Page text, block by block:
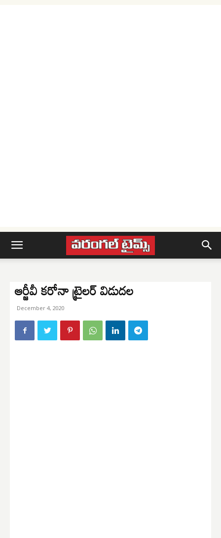
ఆర్జీవీ కరోనా ట్రైలర్ విడుదల
December 4, 2020